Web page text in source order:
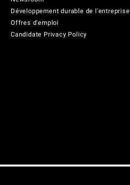
Développement durable de l'entreprise
Offres d'emploi
Candidate Privacy Policy